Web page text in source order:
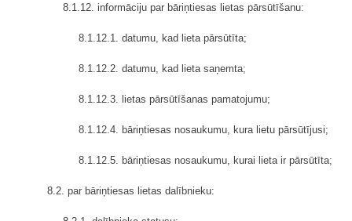
8.1.12. informāciju par bāriņtiesas lietas pārsūtīšanu:
8.1.12.1. datumu, kad lieta pārsūtīta;
8.1.12.2. datumu, kad lieta saņemta;
8.1.12.3. lietas pārsūtīšanas pamatojumu;
8.1.12.4. bāriņtiesas nosaukumu, kura lietu pārsūtījusi;
8.1.12.5. bāriņtiesas nosaukumu, kurai lieta ir pārsūtīta;
8.2. par bāriņtiesas lietas dalībnieku: